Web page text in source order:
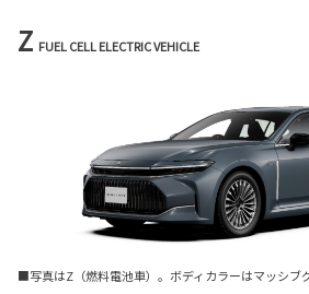
Z FUEL CELL ELECTRIC VEHICLE
■写真はZ（燃料電池車）。ボディカラーはマッシブ